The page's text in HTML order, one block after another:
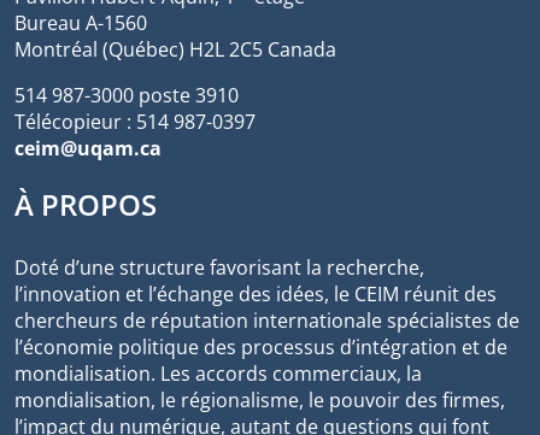
Bureau A-1560
Montréal (Québec) H2L 2C5 Canada
514 987-3000 poste 3910
Télécopieur : 514 987-0397
ceim@uqam.ca
À PROPOS
Doté d’une structure favorisant la recherche,
l’innovation et l’échange des idées, le CEIM réunit des
chercheurs de réputation internationale spécialistes de
l’économie politique des processus d’intégration et de
mondialisation. Les accords commerciaux, la
mondialisation, le régionalisme, le pouvoir des firmes,
l’impact du numérique, autant de questions qui font